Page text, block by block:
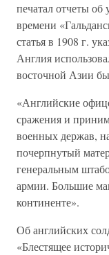
печатал отчеты об
времени
статья в 1908 г.
Англия
восточной Азии
«Английские
сражения и
военных держав,
почерпнутый
генеральным
армии. Большие
континенте».
Об английских
«Блестящее